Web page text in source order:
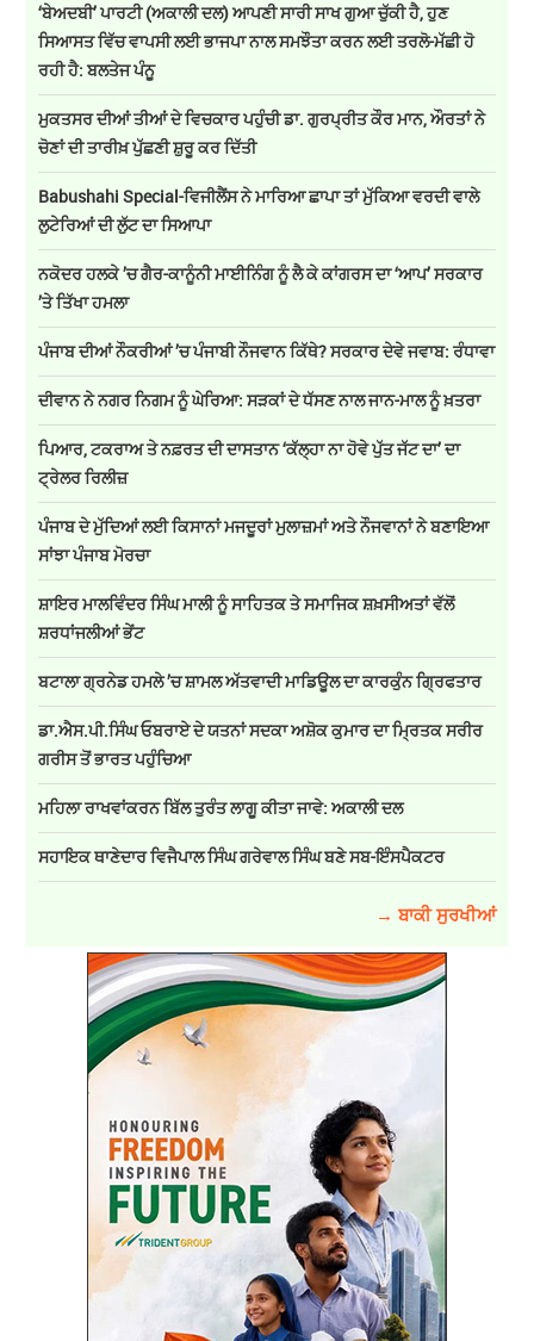
‘ਬੇਅਦਬੀ’ ਪਾਰਟੀ (ਅਕਾਲੀ ਦਲ) ਆਪਣੀ ਸਾਰੀ ਸਾਖ ਗੁਆ ਚੁੱਕੀ ਹੈ, ਹੁਣ
ਸਿਆਸਤ ਵਿੱਚ ਵਾਪਸੀ ਲਈ ਭਾਜਪਾ ਨਾਲ ਸਮਝੌਤਾ ਕਰਨ ਲਈ ਤਰਲੋ-ਮੱਛੀ ਹੋ
ਰਹੀ ਹੈ: ਬਲਤੇਜ ਪੰਨੂ
ਮੁਕਤਸਰ ਦੀਆਂ ਤੀਆਂ ਦੇ ਵਿਚਕਾਰ ਪਹੁੰਚੀ ਡਾ. ਗੁਰਪ੍ਰੀਤ ਕੌਰ ਮਾਨ, ਔਰਤਾਂ ਨੇ
ਚੋਣਾਂ ਦੀ ਤਾਰੀਖ਼ ਪੁੱਛਣੀ ਸ਼ੁਰੂ ਕਰ ਦਿੱਤੀ
Babushahi Special-ਵਿਜੀਲੈਂਸ ਨੇ ਮਾਰਿਆ ਛਾਪਾ ਤਾਂ ਮੁੱਕਿਆ ਵਰਦੀ ਵਾਲੇ
ਲੁਟੇਰਿਆਂ ਦੀ ਲੁੱਟ ਦਾ ਸਿਆਪਾ
ਨਕੋਦਰ ਹਲਕੇ ’ਚ ਗੈਰ-ਕਾਨੂੰਨੀ ਮਾਈਨਿੰਗ ਨੂੰ ਲੈ ਕੇ ਕਾਂਗਰਸ ਦਾ ‘ਆਪ’ ਸਰਕਾਰ
’ਤੇ ਤਿੱਖਾ ਹਮਲਾ
ਪੰਜਾਬ ਦੀਆਂ ਨੌਕਰੀਆਂ ’ਚ ਪੰਜਾਬੀ ਨੌਜਵਾਨ ਕਿੱਥੇ? ਸਰਕਾਰ ਦੇਵੇ ਜਵਾਬ: ਰੰਧਾਵਾ
ਦੀਵਾਨ ਨੇ ਨਗਰ ਨਿਗਮ ਨੂੰ ਘੇਰਿਆ: ਸੜਕਾਂ ਦੇ ਧੱਸਣ ਨਾਲ ਜਾਨ-ਮਾਲ ਨੂੰ ਖ਼ਤਰਾ
ਪਿਆਰ, ਟਕਰਾਅ ਤੇ ਨਫ਼ਰਤ ਦੀ ਦਾਸਤਾਨ ‘ਕੱਲ੍ਹਾ ਨਾ ਹੋਵੇ ਪੁੱਤ ਜੱਟ ਦਾ’ ਦਾ
ਟ੍ਰੇਲਰ ਰਿਲੀਜ਼
ਪੰਜਾਬ ਦੇ ਮੁੱਦਿਆਂ ਲਈ ਕਿਸਾਨਾਂ ਮਜਦੂਰਾਂ ਮੁਲਾਜ਼ਮਾਂ ਅਤੇ ਨੌਜਵਾਨਾਂ ਨੇ ਬਣਾਇਆ
ਸਾਂਝਾ ਪੰਜਾਬ ਮੋਰਚਾ
ਸ਼ਾਇਰ ਮਾਲਵਿੰਦਰ ਸਿੰਘ ਮਾਲੀ ਨੂੰ ਸਾਹਿਤਕ ਤੇ ਸਮਾਜਿਕ ਸ਼ਖ਼ਸੀਅਤਾਂ ਵੱਲੋਂ
ਸ਼ਰਧਾਂਜਲੀਆਂ ਭੇਂਟ
ਬਟਾਲਾ ਗ੍ਰਨੇਡ ਹਮਲੇ ’ਚ ਸ਼ਾਮਲ ਅੱਤਵਾਦੀ ਮਾਡਿਊਲ ਦਾ ਕਾਰਕੁੰਨ ਗ੍ਰਿਫਤਾਰ
ਡਾ.ਐਸ.ਪੀ.ਸਿੰਘ ਓਬਰਾਏ ਦੇ ਯਤਨਾਂ ਸਦਕਾ ਅਸ਼ੋਕ ਕੁਮਾਰ ਦਾ ਮ੍ਰਿਤਕ ਸਰੀਰ
ਗਰੀਸ ਤੋਂ ਭਾਰਤ ਪਹੁੰਚਿਆ
ਮਹਿਲਾ ਰਾਖਵਾਂਕਰਨ ਬਿੱਲ ਤੁਰੰਤ ਲਾਗੂ ਕੀਤਾ ਜਾਵੇ: ਅਕਾਲੀ ਦਲ
ਸਹਾਇਕ ਥਾਣੇਦਾਰ ਵਿਜੈਪਾਲ ਸਿੰਘ ਗਰੇਵਾਲ ਸਿੰਘ ਬਣੇ ਸਬ-ਇੰਸਪੈਕਟਰ
→ ਬਾਕੀ ਸੁਰਖੀਆਂ